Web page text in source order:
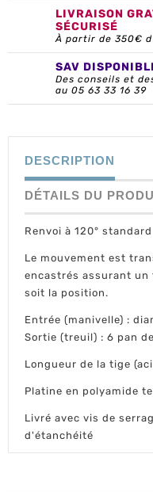
LIVRAISON
SÉCURISÉ
À partir de 350€
SAV
Des conseils et
au 05 63 33 16 39
DESCRIPTION
DÉTAILS DU
Renvoi à 120° standard
Le mouvement est
encastrés assurant un
soit la position.
Entrée (manivelle) :
Sortie (treuil) : 6 pan
Longueur de la tige
Platine en polyamide
Livré avec vis de
d'étanchéité